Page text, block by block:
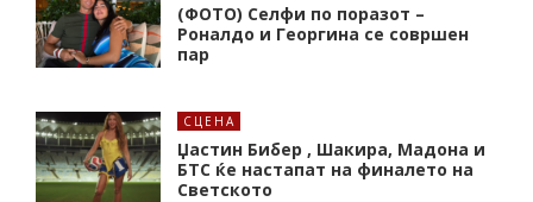
(ФОТО) Селфи по поразот –
Роналдо и Георгина се совршен
пар
СЦЕНА
Џастин Бибер , Шакира, Мадона и
БТС ќе настапат на финалето на
Светското